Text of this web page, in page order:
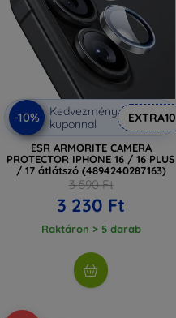
-10%
Kedvezmény
kuponnal
EXTRA10
ESR ARMORITE CAMERA
PROTECTOR IPHONE 16 / 16 PLUS
/ 17 átlátszó (4894240287163)
3 590 Ft
3 230 Ft
Raktáron > 5 darab